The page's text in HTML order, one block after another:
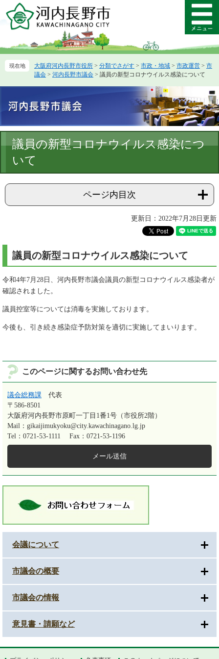
ー
先
ニ
を
て
メ
ニ
ー
大阪府河内長野市役所 > 分類でさがす > 市政・地域 > 市政運営 > 市
議会 > 河内長野市議会 > 議員の新型コロナウイルス感染について
文
議員の新型コロナウイルス感染につ
いて
ページ内目次
更新日：2022年7月28日更新
議員の新型コロナウイルス感染について
令和4年7月28日、河内長野市議会議員の新型コロナウイルス感染者が
確認されました。
議員控室等については消毒を実施しております。
今後も、引き続き感染症予防対策を適切に実施してまいります。
このページに関するお問い合わせ先
議会総務課
代表
〒586-8501
大阪府河内長野市原町一丁目1番1号（市役所2階）
Mail：gikaijimukyoku@city.kawachinagano.lg.jp
Tel：0721-53-1111
Fax：0721-53-1196
メール送信
会議について
市議会の概要
市議会の情報
意見書・請願など